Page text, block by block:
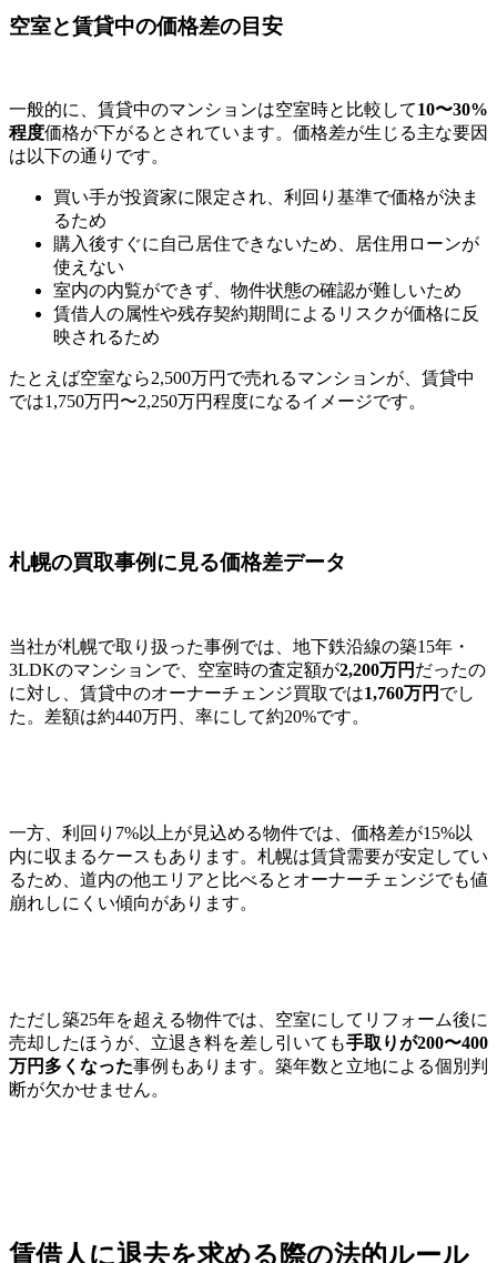
空室と賃貸中の価格差の目安
一般的に、賃貸中のマンションは空室時と比較して10〜30%
程度価格が下がるとされています。価格差が生じる主な要因
は以下の通りです。
買い手が投資家に限定され、利回り基準で価格が決ま
るため
購入後すぐに自己居住できないため、居住用ローンが
使えない
室内の内覧ができず、物件状態の確認が難しいため
賃借人の属性や残存契約期間によるリスクが価格に反
映されるため
たとえば空室なら2,500万円で売れるマンションが、賃貸中
では1,750万円〜2,250万円程度になるイメージです。
札幌の買取事例に見る価格差データ
当社が札幌で取り扱った事例では、地下鉄沿線の築15年・
3LDKのマンションで、空室時の査定額が2,200万円 だったの
に対し、賃貸中のオーナーチェンジ買取では1,760万円 でし
た。差額は約440万円、率にして約20%です。
一方、利回り7%以上が見込める物件では、価格差が15%以
内に収まるケースもあります。札幌は賃貸需要が安定してい
るため、道内の他エリアと比べるとオーナーチェンジでも値
崩れしにくい傾向があります。
ただし築25年を超える物件では、空室にしてリフォーム後に
売却したほうが、立退き料を差し引いても手取りが200〜400
万円多くなった事例もあります。築年数と立地による個別判
断が欠かせません。
賃借人に退去を求める際の法的ルール